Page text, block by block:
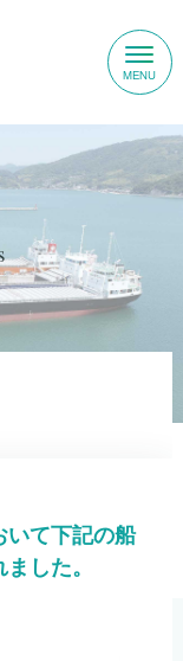
いて下記の船
した。